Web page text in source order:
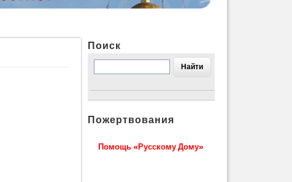
Поиск
Пожертвования
Помощь «Русскому Дому»